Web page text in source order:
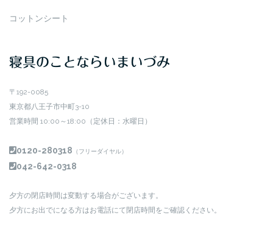
コットンシート
寝具のことならいまいづみ
〒192-0085
東京都八王子市中町3-10
営業時間 10:00～18:00（定休日：水曜日）
0120-280318 （フリーダイヤル）
042-642-0318
夕方の閉店時間は変動する場合がございます。
夕方にお出でになる方はお電話にて閉店時間をご確認ください。